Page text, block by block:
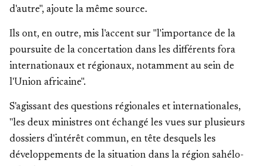
d'autre", ajoute la même source.
Ils ont, en outre, mis l'accent sur "l'importance de la
poursuite de la concertation dans les différents fora
internationaux et régionaux, notamment au sein de
l'Union africaine".
S'agissant des questions régionales et internationales,
"les deux ministres ont échangé les vues sur plusieurs
dossiers d'intérêt commun, en tête desquels les
développements de la situation dans la région sahélo-